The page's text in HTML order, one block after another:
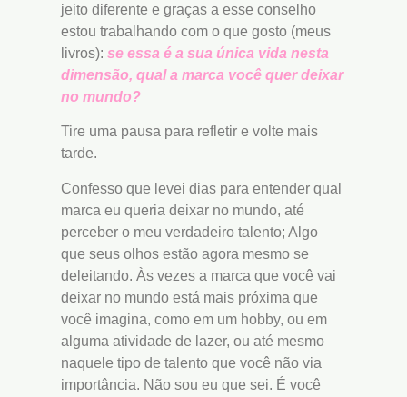
jeito diferente e graças a esse conselho
estou trabalhando com o que gosto (meus
livros):se essa é a sua única vida nesta
dimensão, qual a marca você quer deixar
no mundo?
Tire uma pausa para refletir e volte mais
tarde.
Confesso que levei dias para entender qual
marca eu queria deixar no mundo, até
perceber o meu verdadeiro talento; Algo
que seus olhos estão agora mesmo se
deleitando. Às vezes a marca que você vai
deixar no mundo está mais próxima que
você imagina, como em um hobby, ou em
alguma atividade de lazer, ou até mesmo
naquele tipo de talento que você não via
importância. Não sou eu que sei. É você